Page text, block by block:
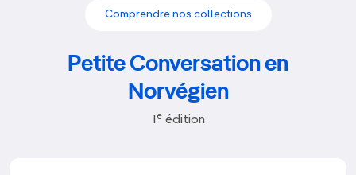
Comprendre nos collections
Petite Conversation en
Norvégien
1 eédition